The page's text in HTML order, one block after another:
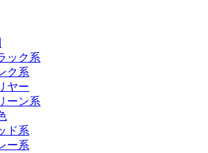
ック系
ク系
ヤー
ーン系
ド系
ー系